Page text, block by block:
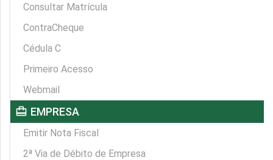
Consultar Matrícula
ContraCheque
Cédula C
Primeiro Acesso
Webmail
card_travel EMPRESA
Emitir Nota Fiscal
2ª Via de Débito de Empresa